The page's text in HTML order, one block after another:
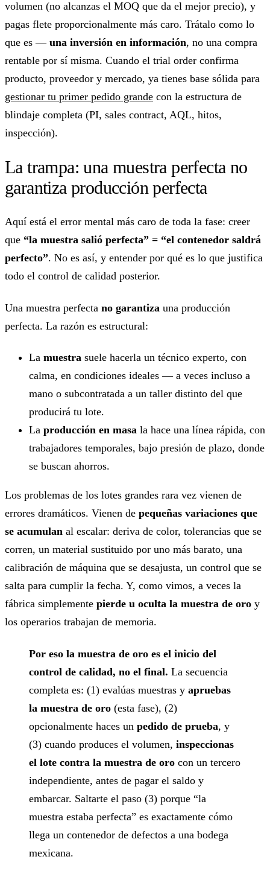
volumen (no alcanzas el MOQ que da el mejor precio), y
pagas flete proporcionalmente más caro. Trátalo como lo
que es — una inversión en información, no una compra
rentable por sí misma. Cuando el trial order confirma
producto, proveedor y mercado, ya tienes base sólida para
gestionar tu primer pedido grande con la estructura de
blindaje completa (PI, sales contract, AQL, hitos,
inspección).
La trampa: una muestra perfecta no
garantiza producción perfecta
Aquí está el error mental más caro de toda la fase: creer
que “la muestra salió perfecta” = “el contenedor saldrá
perfecto”. No es así, y entender por qué es lo que justifica
todo el control de calidad posterior.
Una muestra perfecta no garantiza una producción
perfecta. La razón es estructural:
La muestra suele hacerla un técnico experto, con
calma, en condiciones ideales — a veces incluso a
mano o subcontratada a un taller distinto del que
producirá tu lote.
La producción en masa la hace una línea rápida, con
trabajadores temporales, bajo presión de plazo, donde
se buscan ahorros.
Los problemas de los lotes grandes rara vez vienen de
errores dramáticos. Vienen de pequeñas variaciones que
se acumulan al escalar: deriva de color, tolerancias que se
corren, un material sustituido por uno más barato, una
calibración de máquina que se desajusta, un control que se
salta para cumplir la fecha. Y, como vimos, a veces la
fábrica simplemente pierde u oculta la muestra de oro y
los operarios trabajan de memoria.
Por eso la muestra de oro es el inicio del
control de calidad, no el final. La secuencia
completa es: (1) evalúas muestras y apruebas
la muestra de oro (esta fase), (2)
opcionalmente haces un pedido de prueba, y
(3) cuando produces el volumen, inspeccionas
el lote contra la muestra de oro con un tercero
independiente, antes de pagar el saldo y
embarcar. Saltarte el paso (3) porque “la
muestra estaba perfecta” es exactamente cómo
llega un contenedor de defectos a una bodega
mexicana.